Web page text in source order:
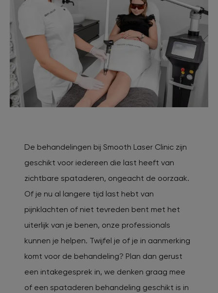
De behandelingen bij Smooth Laser Clinic zijn
geschikt voor iedereen die last heeft van
zichtbare spataderen, ongeacht de oorzaak.
Of je nu al langere tijd last hebt van
pijnklachten of niet tevreden bent met het
uiterlijk van je benen, onze professionals
kunnen je helpen. Twijfel je of je in aanmerking
komt voor de behandeling? Plan dan gerust
een intakegesprek in, we denken graag mee
of een spataderen behandeling geschikt is in